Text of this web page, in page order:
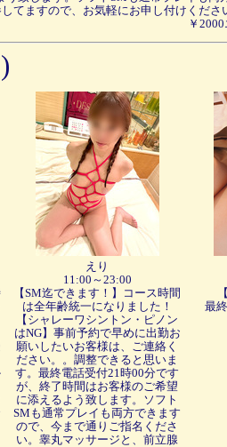
てますので、お気軽にお申し付けくだ
￥
えり
11:00～23:00
【SM迄できます！】コース時間
は全年齢統一になりました！
【シャレーワシントン・ピノン
はNG】事前予約で早めに出勤お
願いしたいお客様は、ご連絡く
ださい。。調整できると思いま
す。最終電話受付21時00分です
が、終了時間はお客様のご希望
に添えるよう致します。ソフト
SMも通常プレイも両方できます
ので、今まで通りご指名くださ
い。睾丸マッサージと、前立腺
最